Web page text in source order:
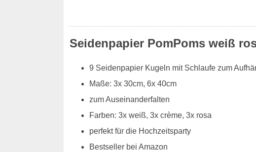
Seidenpapier PomPoms weiß
9 Seidenpapier Kugeln mit Schlaufe zum
Maße: 3x 30cm, 6x 40cm
zum Auseinanderfalten
Farben: 3x weiß, 3x crème, 3x rosa
perfekt für die Hochzeitsparty
Bestseller bei Amazon